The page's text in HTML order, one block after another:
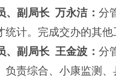
、副局长 万永洁： 分
统计。完成交办的其他
、副局长 王金波： 分
负责综合、小康监测